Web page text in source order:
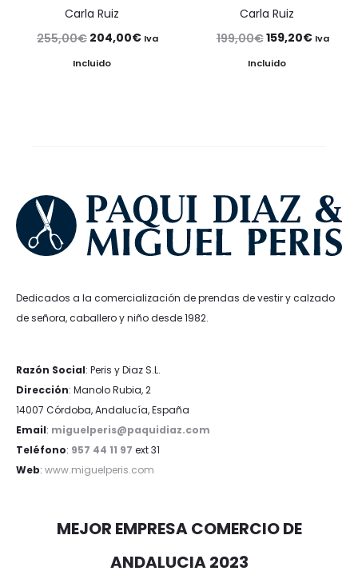
Carla Ruiz
255,00€ El
precio
204,00€ElIva
Incluido
Carla Ruiz
199,00€El
precio
159,20€ElIva
Incluido
Dedicados a la comercialización de prendas de vestir y calzado
de señora, caballero y niño desde 1982.
Razón Social: Peris y Diaz S.L.
Dirección: Manolo Rubia, 2
14007 Córdoba, Andalucía, España
Email: miguelperis@paquidiaz.com
Teléfono: 957 44 11 97 ext 31
Web: www.miguelperis.com
MEJOR EMPRESA COMERCIO DE
ANDALUCIA 2023